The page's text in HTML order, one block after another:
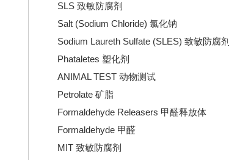
SLS 致敏防腐剂
Salt (Sodium Chloride) 氯化钠
Sodium Laureth Sulfate (SLES) 致敏防腐剂
Phataletes 塑化剂
ANIMAL TEST 动物测试
Petrolate 矿脂
Formaldehyde Releasers 甲醛释放体
Formaldehyde 甲醛
MIT 致敏防腐剂